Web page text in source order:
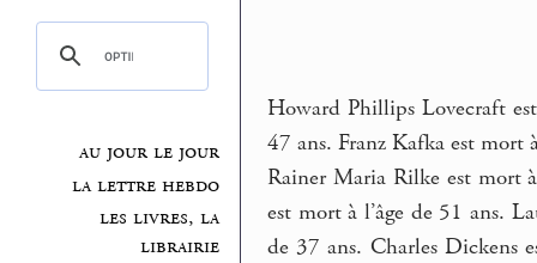
au jour le jour
la lettre hebdo
les livres, la
librairie
Howard Phillips Lovecraft
47 ans. Franz Kafka est mort
Rainer Maria Rilke est mort
est mort à l’âge de 51 ans.
de 37 ans. Charles Dickens